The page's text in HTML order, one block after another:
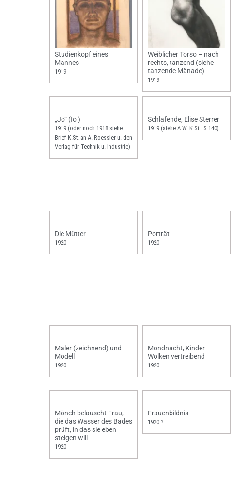
Studienkopf eines
Mannes
1919
Weiblicher Torso – nach
rechts, tanzend (siehe
tanzende Mänade)
1919
„Jo“ (Io )
1919 (oder noch 1918 siehe
Brief K.St. an A. Roessler u. den
Verlag für Technik u. Industrie)
Schlafende, Elise Sterrer
1919 (siehe A.W. K.St.: S.140)
Die Mütter
1920
Porträt
1920
Maler (zeichnend) und
Modell
1920
Mondnacht, Kinder
Wolken vertreibend
1920
Mönch belauscht Frau,
die das Wasser des Bades
prüft, in das sie eben
steigen will
1920
Frauenbildnis
1920 ?